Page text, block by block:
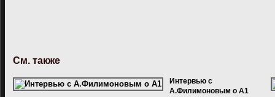
См. также
Интервью с
А.Филимоновым о А1